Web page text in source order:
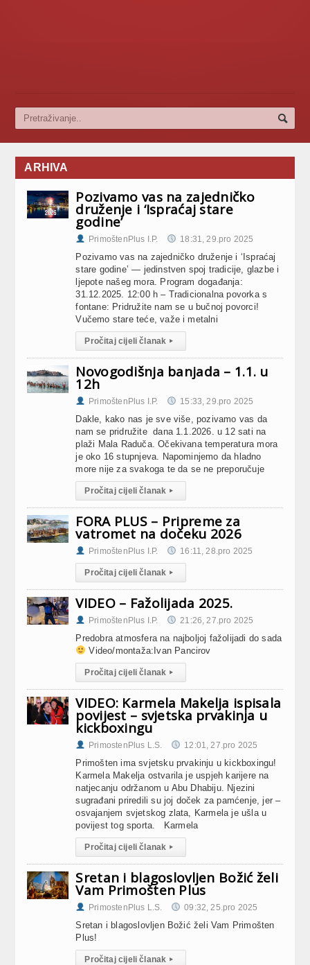
ARHIVA
Pozivamo vas na zajedničko
druženje i ‘Ispraćaj stare
godine’
PrimoštenPlus I.P. 18:31, 29.pro 2025
Pozivamo vas na zajedničko druženje i ‘Ispraćaj
stare godine’ — jedinstven spoj tradicije, glazbe i
ljepote našeg mora. Program događanja:
31.12.2025. ​12:00 h – Tradicionalna povorka s
fontane: Pridružite nam se u bučnoj povorci!
Vučemo stare teće, važe i metalni
Pročitaj cijeli članak ▸
Novogodišnja banjada – 1.1. u
12h
PrimoštenPlus I.P. 15:33, 29.pro 2025
Dakle, kako nas je sve više, pozivamo vas da
nam se pridružite dana 1.1.2026. u 12 sati na
plaži Mala Raduča. Očekivana temperatura mora
je oko 16 stupnjeva. Napominjemo da hladno
more nije za svakoga te da se ne preporučuje
Pročitaj cijeli članak ▸
FORA PLUS – Pripreme za
vatromet na dočeku 2026
PrimoštenPlus I.P. 16:11, 28.pro 2025
Pročitaj cijeli članak ▸
VIDEO – Fažolijada 2025.
PrimoštenPlus I.P. 21:26, 27.pro 2025
Predobra atmosfera na najboljoj fažolijadi do sada
Video/montaža:Ivan Pancirov
Pročitaj cijeli članak ▸
VIDEO: Karmela Makelja ispisala
povijest – svjetska prvakinja u
kickboxingu
PrimostenPlus L.S. 12:01, 27.pro 2025
Primošten ima svjetsku prvakinju u kickboxingu!
Karmela Makelja ostvarila je uspjeh karijere na
natjecanju održanom u Abu Dhabiju. Njezini
sugrađani priredili su joj doček za pamćenje, jer –
osvajanjem svjetskog zlata, Karmela je ušla u
povijest tog sporta. Karmela
Pročitaj cijeli članak ▸
Sretan i blagoslovljen Božić želi
Vam Primošten Plus
PrimostenPlus L.S. 09:32, 25.pro 2025
Sretan i blagoslovljen Božić želi Vam Primošten
Plus!
Pročitaj cijeli članak ▸